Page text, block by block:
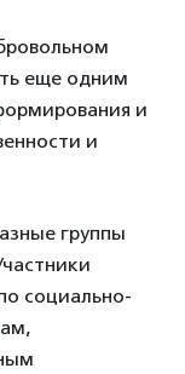
еще одним
и
и
группы
социально-